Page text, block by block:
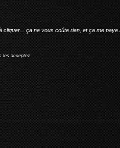
ça ne vous coûte rien, et ça me paye
les acceptez